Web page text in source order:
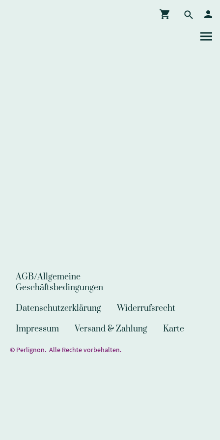
AGB/Allgemeine
Geschäftsbedingungen
Datenschutzerklärung
Widerrufsrecht
Impressum
Versand & Zahlung Karte
© Perlignon. Alle Rechte vorbehalten.